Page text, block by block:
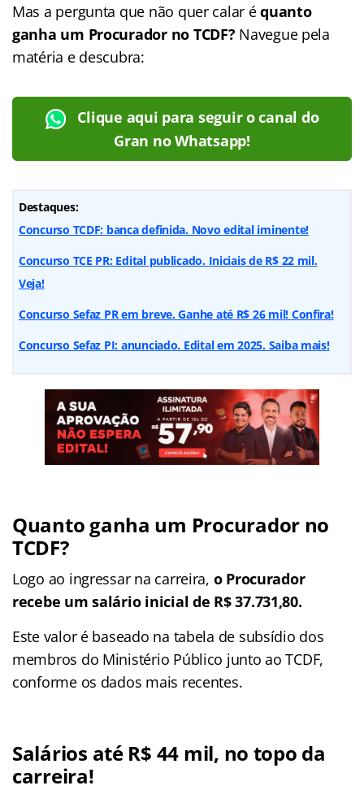
Mas a pergunta que não quer calar équanto
ganha um Procurador no TCDF?Navegue pela
matéria e descubra:
Clique aqui para seguir o canal do
Gran no Whatsapp!
Destaques:
Concurso TCDF: banca definida. Novo edital iminente!
Concurso TCE PR: Edital publicado. Iniciais de R$ 22 mil.
Veja!
Concurso Sefaz PR em breve. Ganhe até R$ 26 mil! Confira!
Concurso Sefaz PI: anunciado. Edital em 2025. Saiba mais!
Quanto ganha um Procurador no
TCDF?
Logo ao ingressar na carreira, o Procurador
recebe um salário inicial de R$ 37.731,80.
Este valor é baseado na tabela de subsídio dos
membros do Ministério Público junto ao TCDF,
conforme os dados mais recentes.
Salários até R$ 44 mil, no topo da
carreira!